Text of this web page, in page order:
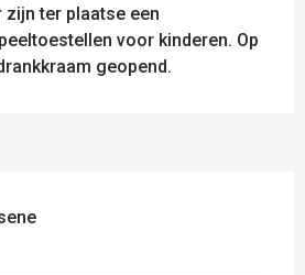
zijn ter plaatse een
voor kinderen. Op
geopend.